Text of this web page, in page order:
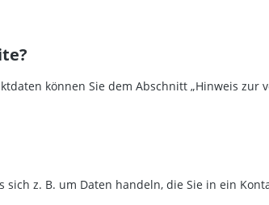
können Sie dem Abschnitt „Hinweis zur
z. B. um Daten handeln, die Sie in ein